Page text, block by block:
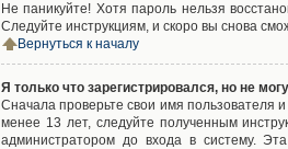
Не паникуйте! Хотя пароль нельзя
Следуйте инструкциям, и скоро вы снова
Вернуться к началу
Я только что зарегистрировался, но не
Сначала проверьте свои имя пользователя
менее 13 лет, следуйте полученным
администратором до входа в систему.